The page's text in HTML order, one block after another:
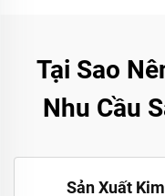
Tại Sao
Nhu Cầu
Sản Xuất